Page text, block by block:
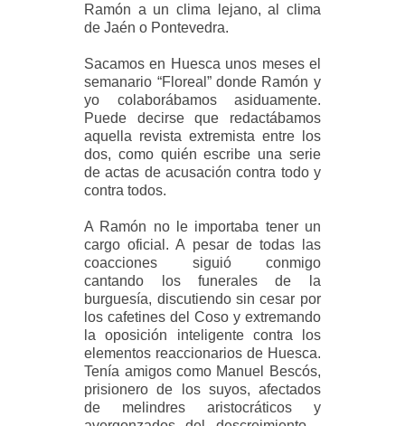
Ramón a un clima lejano, al clima
de Jaén o Pontevedra.
Sacamos en Huesca unos meses el
semanario “Floreal” donde Ramón y
yo colaborábamos asiduamente.
Puede decirse que redactábamos
aquella revista extremista entre los
dos, como quién escribe una serie
de actas de acusación contra todo y
contra todos.
A Ramón no le importaba tener un
cargo oficial. A pesar de todas las
coacciones siguió conmigo
cantando los funerales de la
burguesía, discutiendo sin cesar por
los cafetines del Coso y extremando
la oposición inteligente contra los
elementos reaccionarios de Huesca.
Tenía amigos como Manuel Bescós,
prisionero de los suyos, afectados
de melindres aristocráticos y